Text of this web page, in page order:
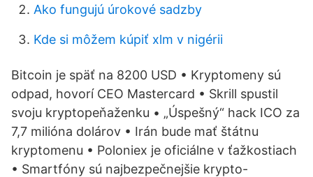
Ako fungujú úrokové sadzby
Kde si môžem kúpiť xlm v nigérii
Bitcoin je späť na 8200 USD • Kryptomeny sú
odpad, hovorí CEO Mastercard • Skrill spustil
svoju kryptopeňaženku • „Úspešný“ hack ICO za
7,7 milióna dolárov • Irán bude mať štátnu
kryptomenu • Poloniex je oficiálne v ťažkostiach
• Smartfóny sú najbezpečnejšie krypto-